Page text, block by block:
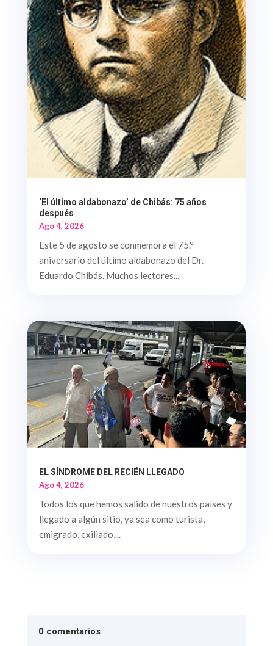
‘El último aldabonazo’ de Chibás: 75 años
después
Ago 4, 2026
Este 5 de agosto se conmemora el 75.º
aniversario del último aldabonazo del Dr.
Eduardo Chibás. Muchos lectores...
EL SÍNDROME DEL RECIÉN LLEGADO
Ago 4, 2026
Todos los que hemos salido de nuestros países y
llegado a algún sitio, ya sea como turista,
emigrado, exiliado,...
0 comentarios